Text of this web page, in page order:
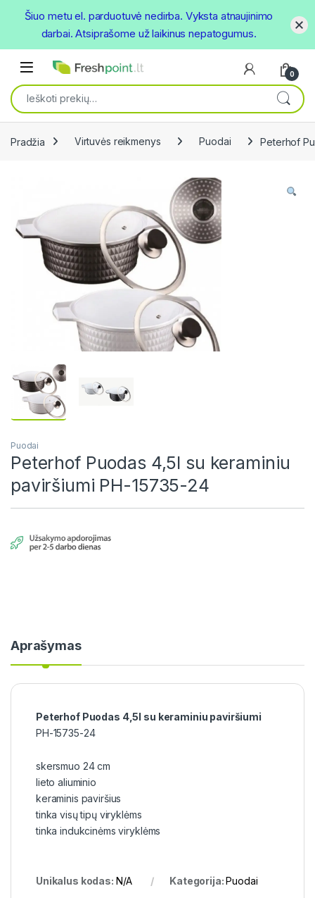
Open
0
Ieškoti:
Pradžia Virtuvės reikmenys Puodai Peterhof
Puodai
Peterhof Puodas 4,5l su keraminiu
paviršiumi PH-15735-24
Aprašymas
Peterhof Puodas 4,5l su keraminiu paviršiumi
PH-15735-24
skersmuo 24 cm
lieto aliuminio
keraminis paviršius
tinka visų tipų viryklėms
tinka indukcinėms viryklėms
Unikalus kodas: N/A Kategorija:Puodai
Šiuo metu el. parduotuvė nedirba. Vyksta atnaujinimo
darbai. Atsiprašome už laikinus nepatogumus.